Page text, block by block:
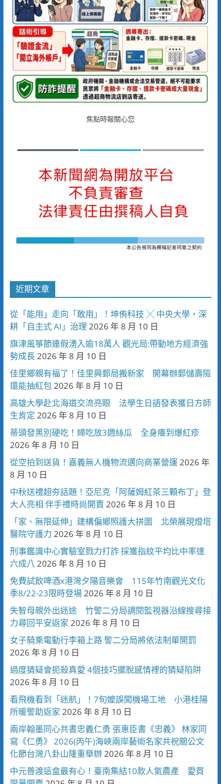
焦點時報關心您
近期文章
從「能用」走向「敢用」！坤侑科技 ╳ 中央大學，深
耕「自主式 AI」治理 2026 年 8 月 10 日
旗津風箏節連假湧入逾18萬人 觀光局:帶動地方經濟強
勢成長 2026 年 8 月 10 日
佳里鄉親有福了！佳里興郵局搬新家 開幕辦郵儲壽險
還能抽紅包2026 年 8 月 10 日
高雄大學赴北海道交流亮眼 法學生日語發表獲日方師
生肯定 2026 年 8 月 10 日
蒂頭發黑別硬吃！婦吃放3週絲瓜 全身癢到爆紅疹
2026 年 8 月 10 日
從空拍到送貨！嘉義無人機物流邁向商業營運 2026 年
8 月 10 日
中秋送禮超夯話題！亞尼克「阿薩姆紅茶三顆布丁」登
大人亮相 伴手禮時尚開賣 2026 年 8 月 10 日
「家、無限延伸」建構偏鄉照護大拼圖 北榮展現燈塔
醫院守護力 2026 年 8 月 10 日
刑事鑑識中心實驗室戮力打詐 採獲指紋平均比中率達
六成八 2026 年 8 月 10 日
免費試飲啤酒x港灣夕陽音樂會 115年竹南觀光文化
季8/22-23限時登場2026 年 8 月 10 日
失智母親外出迷途 竹警二分局調閱監視器沿線搜尋接
力尋回平安返家 2026 年 8 月 10 日
女子騎乘電動行李箱上路 警二分局將依法制單開罰
2026 年 8 月 10 日
過度猜疑會扼殺真愛 4個技巧擺脫感情裡的猜疑陷阱
2026 年 8 月 10 日
看飛機看到「迷航」！7旬嬤誤闖機場工地 小港桂陽
所暖警助返家 2026 年 8 月 10 日
兩岸翰墨同心共書忠義仁勇 張惠臣書《忠義》 林家同
寫《仁勇》 2026(丙午)海峽兩岸藝術名家共祝關公文
化節台灣八卦山隆重舉辦2026 年 8 月 10 日
中元普渡這盒最有心！臺南集結10款人氣農產 愛買